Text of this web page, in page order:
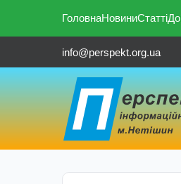
ГоловнаНовиниСтатті
info@perspekt.org.ua